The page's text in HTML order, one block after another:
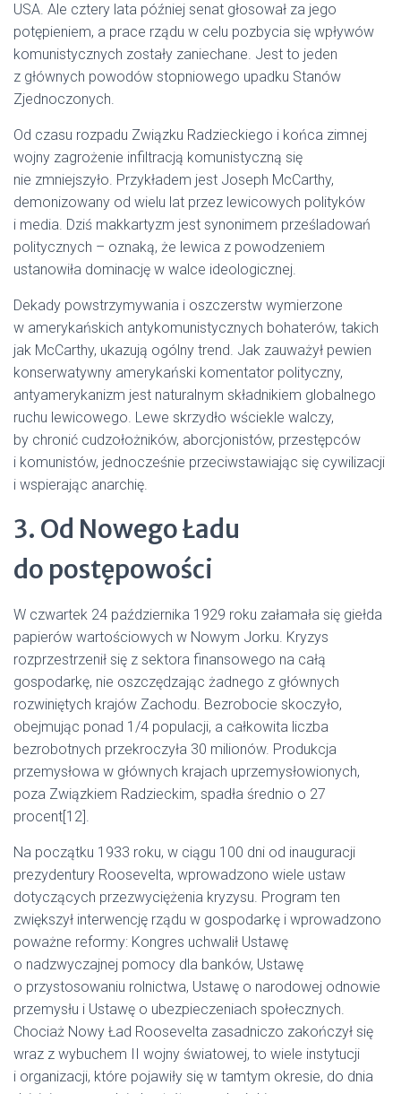
USA. Ale cztery lata później senat głosował za jego
potępieniem, a prace rządu w celu pozbycia się wpływów
komunistycznych zostały zaniechane. Jest to jeden
z głównych powodów stopniowego upadku Stanów
Zjednoczonych.
Od czasu rozpadu Związku Radzieckiego i końca zimnej
wojny zagrożenie infiltracją komunistyczną się
nie zmniejszyło. Przykładem jest Joseph McCarthy,
demonizowany od wielu lat przez lewicowych polityków
i media. Dziś makkartyzm jest synonimem prześladowań
politycznych – oznaką, że lewica z powodzeniem
ustanowiła dominację w walce ideologicznej.
Dekady powstrzymywania i oszczerstw wymierzone
w amerykańskich antykomunistycznych bohaterów, takich
jak McCarthy, ukazują ogólny trend. Jak zauważył pewien
konserwatywny amerykański komentator polityczny,
antyamerykanizm jest naturalnym składnikiem globalnego
ruchu lewicowego. Lewe skrzydło wściekle walczy,
by chronić cudzołożników, aborcjonistów, przestępców
i komunistów, jednocześnie przeciwstawiając się cywilizacji
i wspierając anarchię.
3. Od Nowego Ładu
do postępowości
W czwartek 24 października 1929 roku załamała się giełda
papierów wartościowych w Nowym Jorku. Kryzys
rozprzestrzenił się z sektora finansowego na całą
gospodarkę, nie oszczędzając żadnego z głównych
rozwiniętych krajów Zachodu. Bezrobocie skoczyło,
obejmując ponad 1/4 populacji, a całkowita liczba
bezrobotnych przekroczyła 30 milionów. Produkcja
przemysłowa w głównych krajach uprzemysłowionych,
poza Związkiem Radzieckim, spadła średnio o 27
procent[12].
Na początku 1933 roku, w ciągu 100 dni od inauguracji
prezydentury Roosevelta, wprowadzono wiele ustaw
dotyczących przezwyciężenia kryzysu. Program ten
zwiększył interwencję rządu w gospodarkę i wprowadzono
poważne reformy: Kongres uchwalił Ustawę
o nadzwyczajnej pomocy dla banków, Ustawę
o przystosowaniu rolnictwa, Ustawę o narodowej odnowie
przemysłu i Ustawę o ubezpieczeniach społecznych.
Chociaż Nowy Ład Roosevelta zasadniczo zakończył się
wraz z wybuchem II wojny światowej, to wiele instytucji
i organizacji, które pojawiły się w tamtym okresie, do dnia